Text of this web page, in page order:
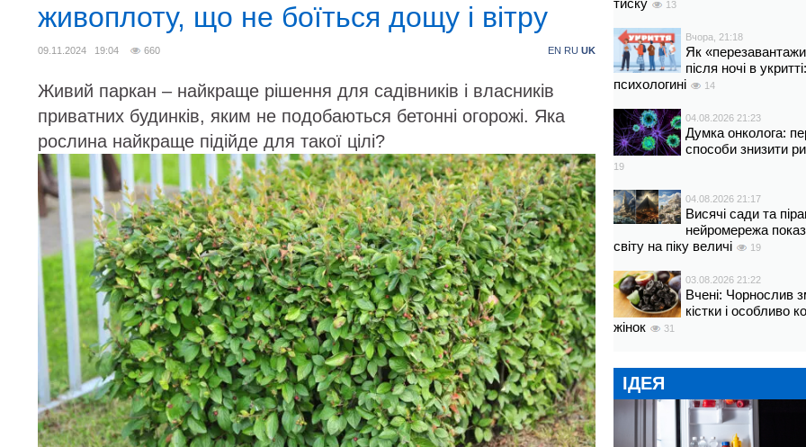
живоплоту, що не боїться дощу і вітру
09.11.2024 19:04 660 EN RU UK
Живий паркан – найкраще рішення для садівників і власників
приватних будинків, яким не подобаються бетонні огорожі. Яка
рослина найкраще підійде для такої цілі?
тиску
13
Вчора, 21:18
Як
після ночі в
психологині
14
04.08.2026 21:23
Думка онколога:
способи знизити
19
04.08.2026 21:17
Висячі сади та
нейромережа
світу на піку величі
19
03.08.2026 21:22
Вчені: Чорнослив
кістки і особливо
жінок
31
ІДЕЯ